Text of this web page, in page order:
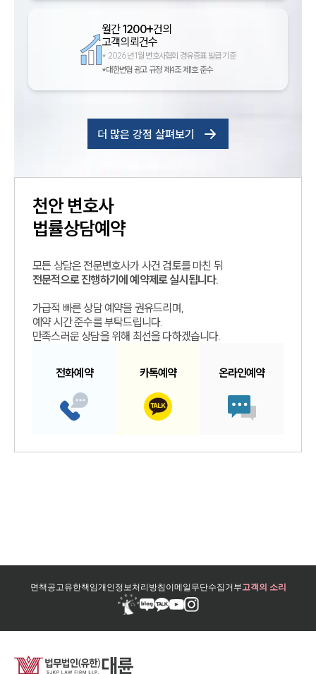
월간1200+건의
고객의뢰건수
* 2026년 1월 변호사협회 경유증표 발급 기준
*대한변협 광고 규정 제4조 제1호 준수
더 많은 강점 살펴보기
천안변호사
법률상담예약
모든 상담은 전문변호사가 사건 검토를 마친 뒤
전문적으로 진행하기에 예약제로 실시됩니다.
가급적 빠른 상담 예약을 권유드리며,
예약 시간 준수를 부탁드립니다.
만족스러운 상담을 위해 최선을 다하겠습니다.
전화예약 카톡예약 온라인예약
면책공고유한책임개인정보처리방침이메일무단수집거부고객의 소리